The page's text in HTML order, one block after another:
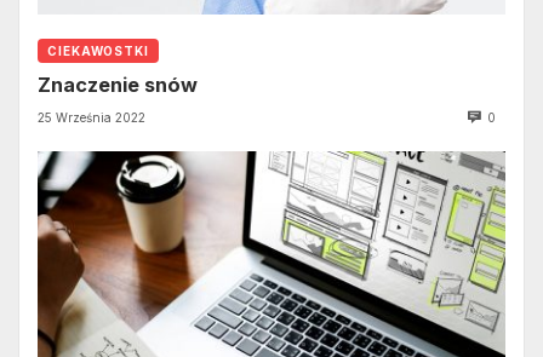
CIEKAWOSTKI
Znaczenie snów
25 Września 2022 0